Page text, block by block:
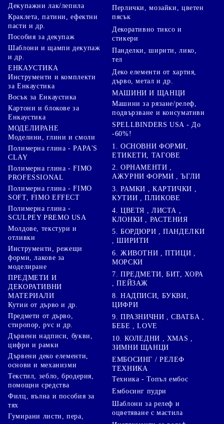
Декупажни лак/лепила
Краклета, патини, ефектни
пасти и др.
Пособия за декупаж
Шаблони и щампи декупаж
и др.
ЕНКАУСТИКА
Инструменти и комплекти
за Енкаустика
Восък за Енкаустика
Картони и блокове за
Енкаустика
МОДЕЛИРАНЕ
Моделини, глини и смоли
Полимерна глина - PAPA'S
CLAY
Полимерна глина - FIMO
PROFESSIONAL
Полимерна глина - FIMO
SOFT, FIMO EFFECT
Полимерна глина -
SCULPEY PREMO USA
Молдове, текстури и
отливки
Инструменти, режещи
форми, лакове за
моделиране
ПРЕДМЕТИ И
ДЕКОРАТИВНИ
МАТЕРИАЛИ
Кутии от дърво и др.
Предмети от дърво,
стиропор, pvc и др.
Дървени надписи, букви,
цифри и рамки
Дървени деко елементи,
основи и механизми
Текстил, зебло, бродерия,
помощни средства
Филц, вълна и пособия за
тях
Гумирани листи, пера,
Перлички, мозайки, цветен
пясък
Декоративно тиксо и
стикери
Панделки, ширити, лико,
тел
Деко елементи от хартия,
дърво, метал и др.
МАШИНИ И ЩАНЦИ
Машини за рязане/релеф,
подвързване и консумативи
SPELLBINDERS USA - До
-60%!
1. ОСНОВНИ ФОРМИ,
ЕТИКЕТИ, ТАГОВЕ
2. ОРНАМЕНТИ ,
АЖУРНИ ФОРМИ , ЪГЛИ
3. РАМКИ , КАРТИЧКИ ,
КУТИИ , ПЛИКОВЕ
4. ЦВЕТЯ , ЛИСТА ,
КЛОНКИ , РАСТЕНИЯ
5. БОРДЮРИ , ПАНДЕЛКИ
, ШИРИТИ
6. ЖИВОТНИ , ПТИЦИ ,
МОРСКИ
7. ПРЕДМЕТИ, БИТ, ХОРА
, ПЕЙЗАЖ
8. НАДПИСИ, БУКВИ,
ЦИФРИ
9. ПРАЗНИЧНИ , СВАТБА ,
БЕБЕ , LOVE
10. КОЛЕДНИ , XMAS ,
ЗИМНИ ЩАНЦИ
ЕМБОСИНГ / РЕЛЕФ
ТЕХНИКА
Техника - Топъл ембос
Ембосинг пудри
Шаблони за релеф и
оцветяване с мастила